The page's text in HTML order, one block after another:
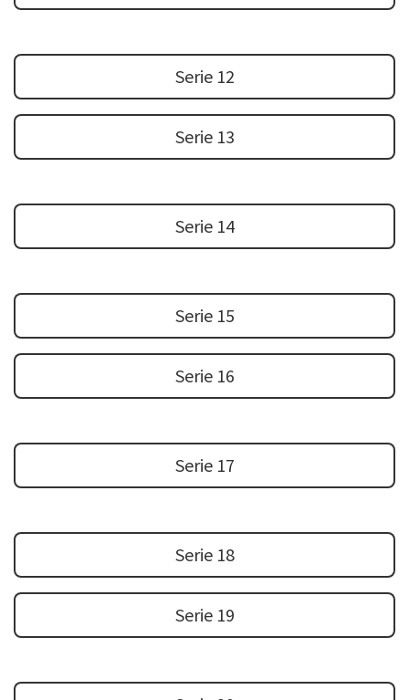
Serie 12
Serie 13
Serie 14
Serie 15
Serie 16
Serie 17
Serie 18
Serie 19